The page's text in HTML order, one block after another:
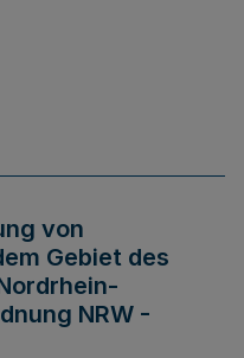
von
Gebiet des
NRW -